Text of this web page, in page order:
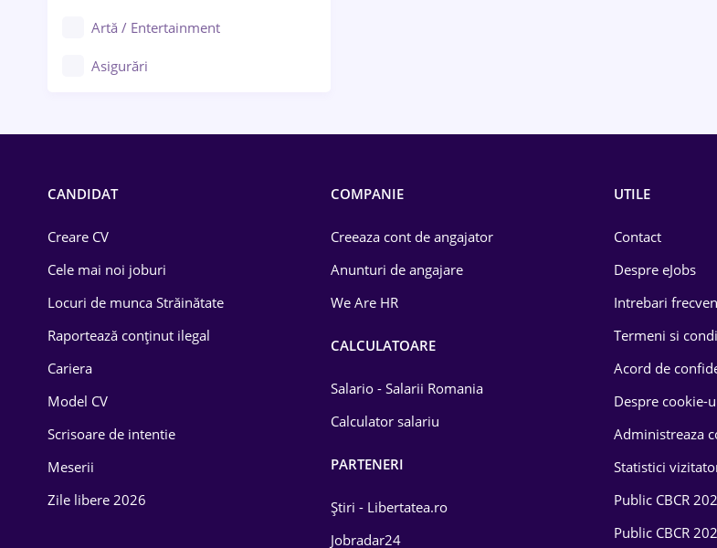
Artă / Entertainment
Asigurări
Drept
Educație / Training
Energetică
Farma
CANDIDAT
Creare CV
Cele mai noi joburi
Locuri de munca Străinătate
Raportează conținut ilegal
Cariera
Model CV
Scrisoare de intentie
Meserii
Zile libere 2026
COMPANIE
Creeaza cont de angajator
Anunturi de angajare
We Are HR
CALCULATOARE
Salario - Salarii Romania
Calculator salariu
PARTENERI
Știri - Libertatea.ro
Jobradar24
UTILE
Contact
Despre eJobs
Intrebari
Termeni si
Acord de
Despre cookie-
Administreaza
Statistici
Public CBCR
Public CBCR